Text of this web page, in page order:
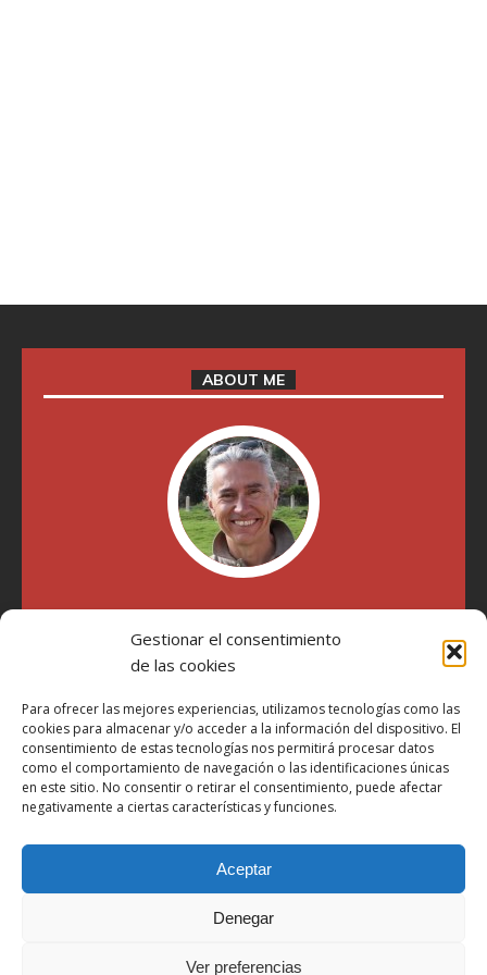
Gestionar el consentimiento
de las cookies
Para ofrecer las mejores experiencias, utilizamos tecnologías como las
cookies para almacenar y/o acceder a la información del dispositivo. El
consentimiento de estas tecnologías nos permitirá procesar datos
como el comportamiento de navegación o las identificaciones únicas
en este sitio. No consentir o retirar el consentimiento, puede afectar
negativamente a ciertas características y funciones.
Aceptar
Denegar
Ver preferencias
ABOUT ME
"Soy Manel Hospido, nací en Valencia en 1969 y desde el
año 2007 he escrito sobre motos en distintos medios.
Millatrece.com es una apuesta por escribir sobre lo que me
participa"
Aviso Legal
Política de Privacidad
Más Información sobre Cookies